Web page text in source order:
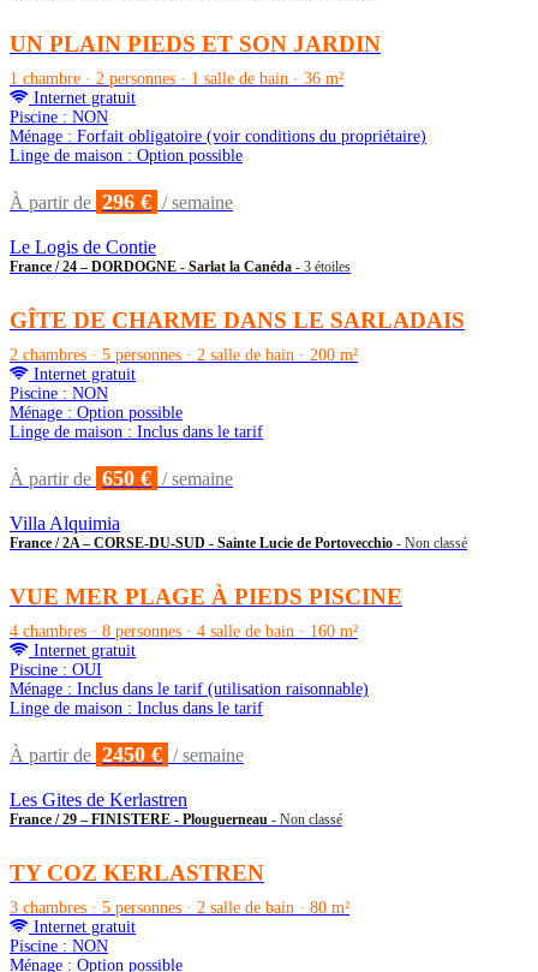
UN PLAIN PIEDS ET SON JARDIN
1 chambre · 2 personnes · 1 salle de bain · 36 m²
Internet gratuit
Piscine : NON
Ménage : Forfait obligatoire (voir conditions du propriétaire)
Linge de maison : Option possible
À partir de 296 € / semaine
Le Logis de Contie
France / 24 – DORDOGNE - Sarlat la Canéda - 3 étoiles
GÎTE DE CHARME DANS LE SARLADAIS
2 chambres · 5 personnes · 2 salle de bain · 200 m²
Internet gratuit
Piscine : NON
Ménage : Option possible
Linge de maison : Inclus dans le tarif
À partir de 650 € / semaine
Villa Alquimia
France / 2A – CORSE-DU-SUD - Sainte Lucie de Portovecchio - Non classé
VUE MER PLAGE À PIEDS PISCINE
4 chambres · 8 personnes · 4 salle de bain · 160 m²
Internet gratuit
Piscine : OUI
Ménage : Inclus dans le tarif (utilisation raisonnable)
Linge de maison : Inclus dans le tarif
À partir de 2450 € / semaine
Les Gites de Kerlastren
France / 29 – FINISTERE - Plouguerneau - Non classé
TY COZ KERLASTREN
3 chambres · 5 personnes · 2 salle de bain · 80 m²
Internet gratuit
Piscine : NON
Ménage : Option possible